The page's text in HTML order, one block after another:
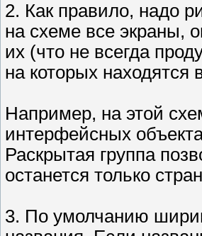
2. Как правило, надо
на схеме все экраны,
их (что не всегда
на которых
Например, на этой
интерфейсных
Раскрытая группа
останется только
3. По умолчанию